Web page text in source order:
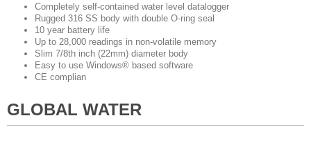
Completely self-contained water level datalogger
Rugged 316 SS body with double O-ring seal
10 year battery life
Up to 28,000 readings in non-volatile memory
Slim 7/8th inch (22mm) diameter body
Easy to use Windows® based software
CE complian
GLOBAL WATER